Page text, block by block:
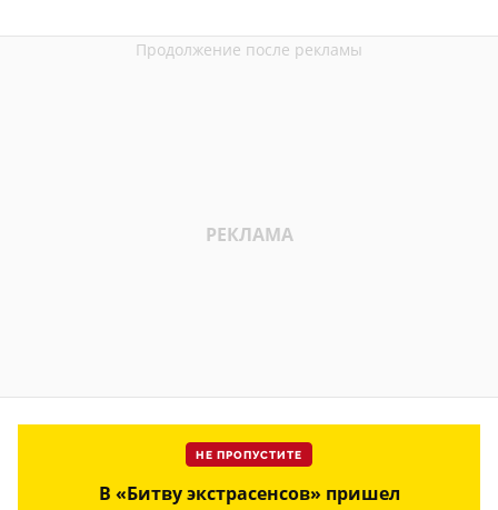
НЕ ПРОПУСТИТЕ
В «Битву экстрасенсов» пришел